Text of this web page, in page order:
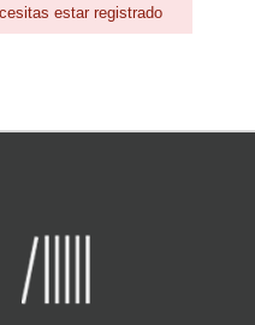
estar registrado